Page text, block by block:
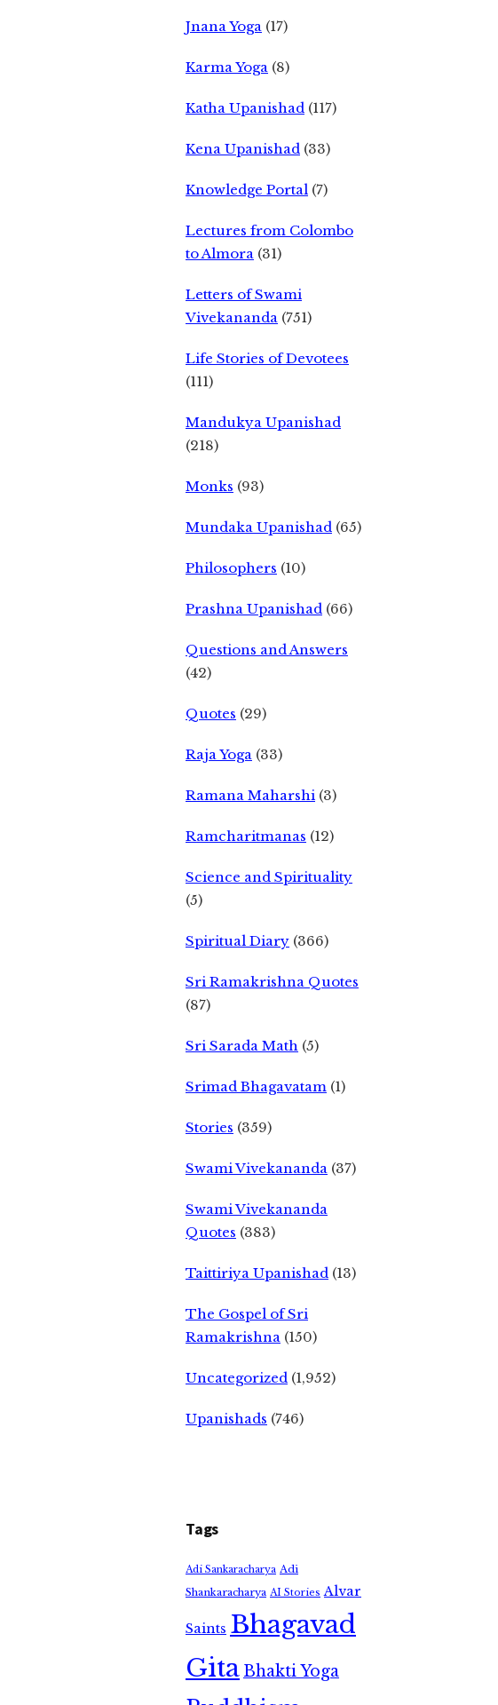
Jnana Yoga (17)
Karma Yoga (8)
Katha Upanishad (117)
Kena Upanishad (33)
Knowledge Portal (7)
Lectures from Colombo
to Almora (31)
Letters of Swami
Vivekananda (751)
Life Stories of Devotees
(111)
Mandukya Upanishad
(218)
Monks (93)
Mundaka Upanishad (65)
Philosophers (10)
Prashna Upanishad (66)
Questions and Answers
(42)
Quotes (29)
Raja Yoga (33)
Ramana Maharshi (3)
Ramcharitmanas (12)
Science and Spirituality
(5)
Spiritual Diary (366)
Sri Ramakrishna Quotes
(87)
Sri Sarada Math (5)
Srimad Bhagavatam (1)
Stories (359)
Swami Vivekananda (37)
Swami Vivekananda
Quotes (383)
Taittiriya Upanishad (13)
The Gospel of Sri
Ramakrishna (150)
Uncategorized (1,952)
Upanishads (746)
Tags
Adi Sankaracharya Adi
Shankaracharya AI Stories Alvar
Saints Bhagavad
GitaBhakti Yoga